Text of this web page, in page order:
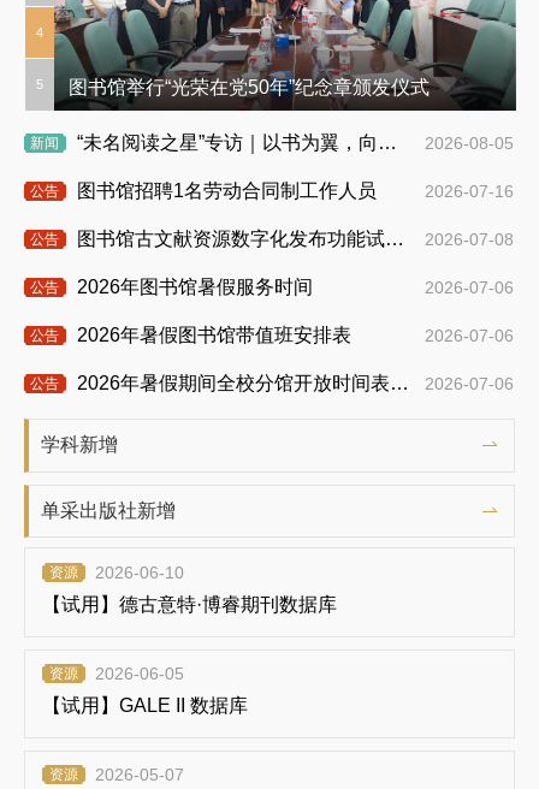
图书馆举行“光荣在党50年”纪念章颁发仪式
4
5
新闻 2026-08-05
“未名阅读之星”专访｜以书为翼，向远方生长——吴天鹏的阅读故事
公告 2026-07-16
图书馆招聘1名劳动合同制工作人员
公告 2026-07-08
图书馆古文献资源数字化发布功能试用公告
公告 2026-07-06
2026年图书馆暑假服务时间
公告 2026-07-06
2026年暑假图书馆带值班安排表
公告 2026-07-06
2026年暑假期间全校分馆开放时间表（7月13日-8月25日期间）
新闻
2026-07-03
“未名阅读之星”专访｜从文本到遗存，从独读到共读——张紫依的阅读之路
新闻
学科新增
单采出版社新增
资源 2026-06-10
【试用】德古意特·博睿期刊数据库
资源 2026-06-05
【试用】GALE II 数据库
资源 2026-05-07